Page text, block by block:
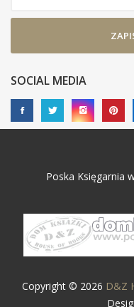
SOCIAL MEDIA
Poska Księgarnia
Copyright © 2026 D&Z